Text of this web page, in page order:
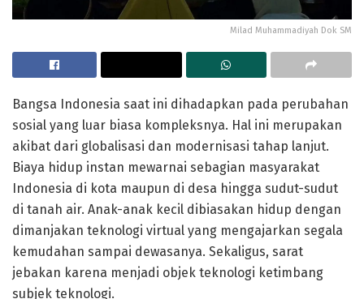
Milad Muhammadiyah Dok SM
Bangsa Indonesia saat ini dihadapkan pada perubahan
sosial yang luar biasa kompleksnya. Hal ini merupakan
akibat dari globalisasi dan modernisasi tahap lanjut.
Biaya hidup instan mewarnai sebagian masyarakat
Indonesia di kota maupun di desa hingga sudut-sudut
di tanah air. Anak-anak kecil dibiasakan hidup dengan
dimanjakan teknologi virtual yang mengajarkan segala
kemudahan sampai dewasanya. Sekaligus, sarat
jebakan karena menjadi objek teknologi ketimbang
subjek teknologi.